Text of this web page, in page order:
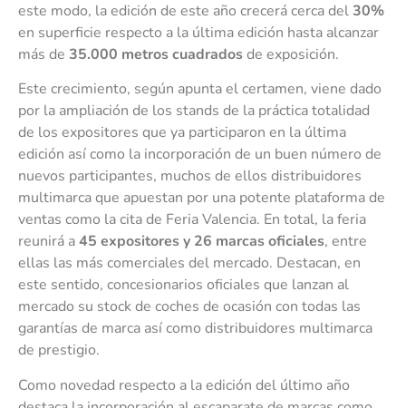
este modo, la edición de este año crecerá cerca del30%
en superficie respecto a la última edición hasta alcanzar
más de 35.000 metros cuadradosde exposición.
Este crecimiento, según apunta el certamen, viene dado
por la ampliación de los stands de la práctica totalidad
de los expositores que ya participaron en la última
edición así como la incorporación de un buen número de
nuevos participantes, muchos de ellos distribuidores
multimarca que apuestan por una potente plataforma de
ventas como la cita de Feria Valencia. En total, la feria
reunirá a45 expositores y 26 marcas oficiales, entre
ellas las más comerciales del mercado. Destacan, en
este sentido, concesionarios oficiales que lanzan al
mercado su stock de coches de ocasión con todas las
garantías de marca así como distribuidores multimarca
de prestigio.
Como novedad respecto a la edición del último año